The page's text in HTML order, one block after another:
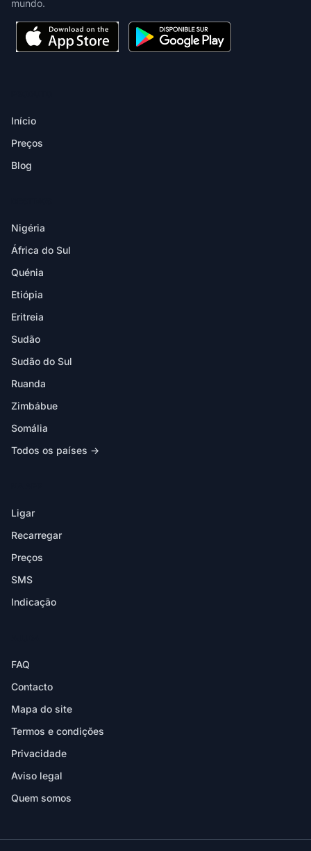
mundo.
Início
Preços
Blog
Nigéria
África do Sul
Quénia
Etiópia
Eritreia
Sudão
Sudão do Sul
Ruanda
Zimbábue
Somália
Todos os países →
Ligar
Recarregar
Preços
SMS
Indicação
FAQ
Contacto
Mapa do site
Termos e condições
Privacidade
Aviso legal
Quem somos